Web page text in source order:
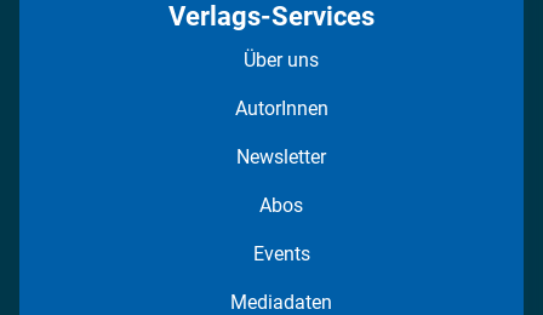
Verlags-Services
Über uns
AutorInnen
Newsletter
Abos
Events
Mediadaten